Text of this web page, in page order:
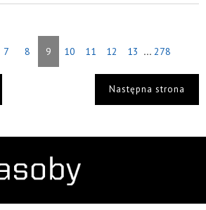
7 8 9 10 11 12 13 ... 278
Następna strona